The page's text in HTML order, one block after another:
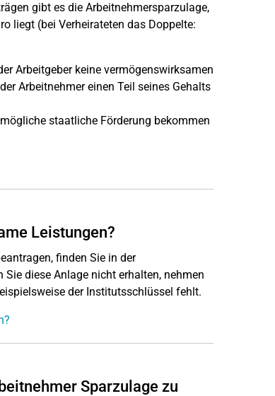
gibt es die Arbeitnehmersparzulage,
liegt (bei Verheirateten das Doppelte:
Arbeitgeber keine vermögenswirksamen
Arbeitnehmer einen Teil seines Gehalts
staatliche Förderung bekommen
Leistungen?
finden Sie in der
diese Anlage nicht erhalten, nehmen
der Institutsschlüssel fehlt.
Sparzulage zu